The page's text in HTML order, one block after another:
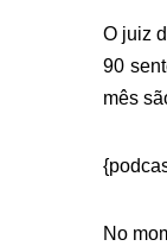
O juiz
90
mês
No